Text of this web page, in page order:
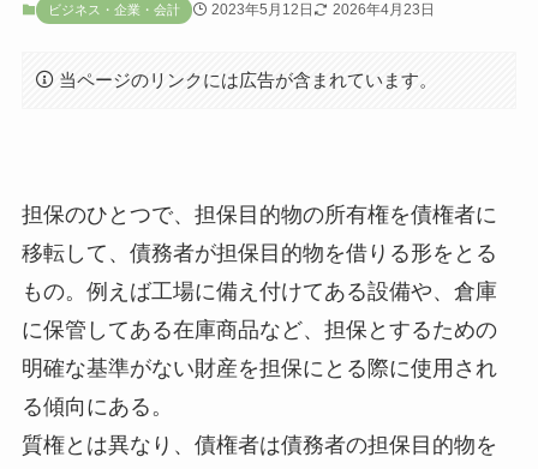
ビジネス・企業・会計 2023年5月12日 2026年4月23日
当ページのリンクには広告が含まれています。
担保のひとつで、担保目的物の所有権を債権者に
移転して、債務者が担保目的物を借りる形をとる
もの。例えば工場に備え付けてある設備や、倉庫
に保管してある在庫商品など、担保とするための
明確な基準がない財産を担保にとる際に使用され
る傾向にある。
質権とは異なり、債権者は債務者の担保目的物を